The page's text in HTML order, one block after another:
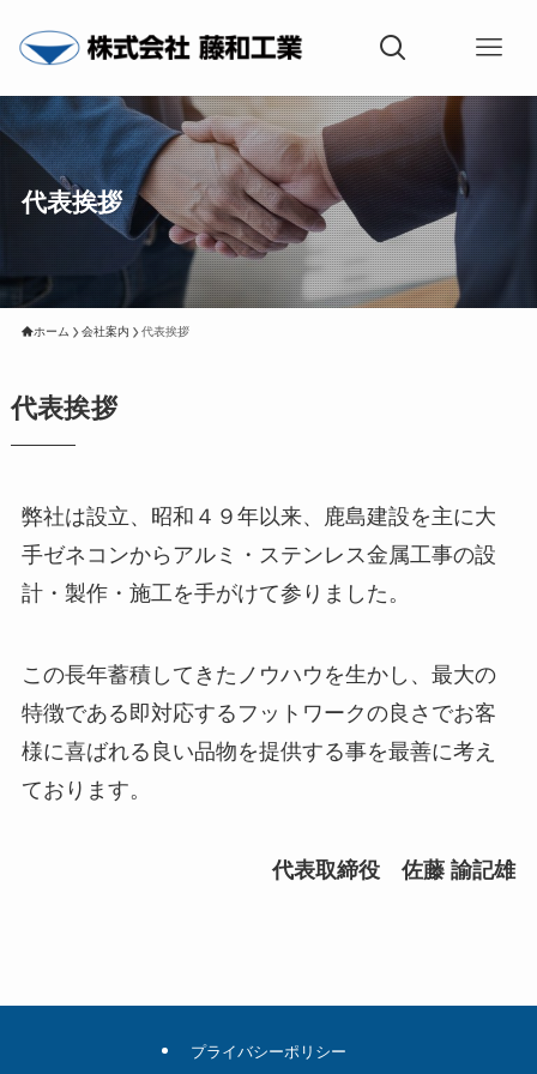
代表挨拶
ホーム 会社案内 代表挨拶
代表挨拶
弊社は設立、昭和４９年以来、鹿島建設を主に大
手ゼネコンからアルミ・ステンレス金属工事の設
計・製作・施工を手がけて参りました。
この長年蓄積してきたノウハウを生かし、最大の
特徴である即対応するフットワークの良さでお客
様に喜ばれる良い品物を提供する事を最善に考え
ております。
代表取締役 佐藤 諭記雄
プライバシーポリシー